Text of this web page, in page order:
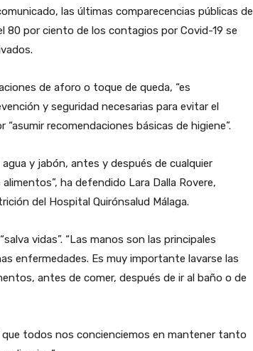
las últimas comparecencias públicas de
80 por ciento de los contagios por Covid-19 se
de aforo o toque de queda, “es
y seguridad necesarias para evitar el
recomendaciones básicas de higiene”.
y jabón, antes y después de cualquier
ha defendido Lara Dalla Rovere,
del Hospital Quirónsalud Málaga.
vidas”. “Las manos son las principales
enfermedades. Es muy importante lavarse las
antes de comer, después de ir al baño o de
todos nos concienciemos en mantener tanto